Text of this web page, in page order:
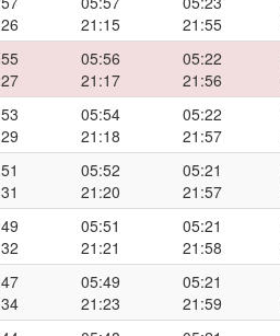
21:15
21:55
05:56
21:17
05:22
21:56
05:54
21:18
05:22
21:57
05:52
21:20
05:21
21:57
05:51
21:21
05:21
21:58
05:49
21:23
05:21
21:59